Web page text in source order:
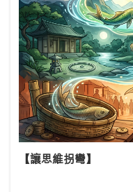
【讓思維拐彎】